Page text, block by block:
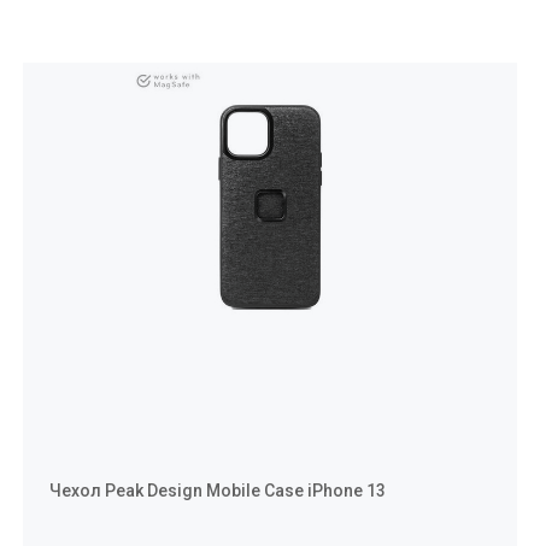
Чехол Peak Design Mobile Case iPhone 13